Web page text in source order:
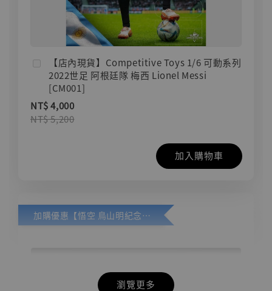
【店內現貨】Competitive Toys 1/6 可動系列
2022世足 阿根廷隊 梅西 Lionel Messi
[CM001]
NT$ 4,000
NT$ 5,200
加入購物車
加購優惠【悟空 鳥山明紀念款 [奇蹟工作室]】
瀏覽更多